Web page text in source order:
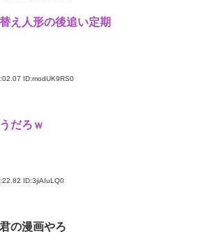
え人形の後追い定期
ID:modUK9RS0
だろｗ
ID:3jiAIuLQ0
の漫画やろ